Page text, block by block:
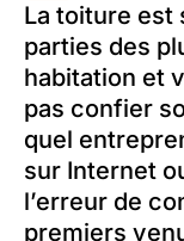
La toiture est
parties des
habitation et
pas confier
quel
sur Internet
l’erreur de
premiers